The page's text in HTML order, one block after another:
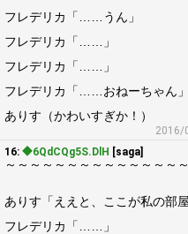
フレデリカ「……うん」
フレデリカ「……」
フレデリカ「……」
フレデリカ「……おねーちゃん」
ありす（かわいすぎか！）
2016/
16: ◆6QdCQg5S.DlH [saga]
～～～～～～～～～～～～～～
ありす「ええと、ここが私の部屋
フレデリカ「……」